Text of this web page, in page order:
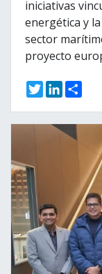
iniciativas
energética y
sector
proyecto
T
w
i
L
n
e
a